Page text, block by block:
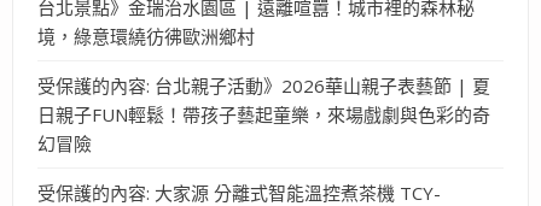
台北景點》金瑞治水園區 | 遠離喧囂！城市裡的森林秘
境，綠意環繞彷彿歐洲鄉村
受保護的內容: 台北親子活動》2026華山親子表藝節 | 夏
日親子FUN輕鬆！帶孩子藝起童樂，來場戲劇與色彩的奇
幻冒險
受保護的內容: 大家源 分離式智能溫控煮茶機 TCY-